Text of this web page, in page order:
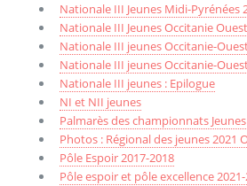
Nationale III Jeunes Midi-Pyrénées
Nationale III Jeunes Occitanie
Nationale III jeunes Occitanie-
Nationale III jeunes Occitanie-
Nationale III jeunes : Epilogue
NI et NII jeunes
Palmarès des championnats
Photos : Régional des jeunes 2021
Pôle Espoir 2017-2018
Pôle espoir et pôle excellence